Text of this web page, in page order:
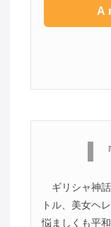
ギリシャ神
トル、美女ヘ
悩ましくも平